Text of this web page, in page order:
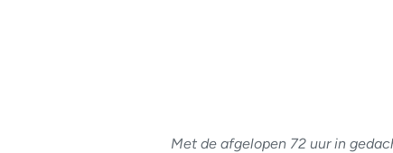
Met de afgelopen 72 uur in